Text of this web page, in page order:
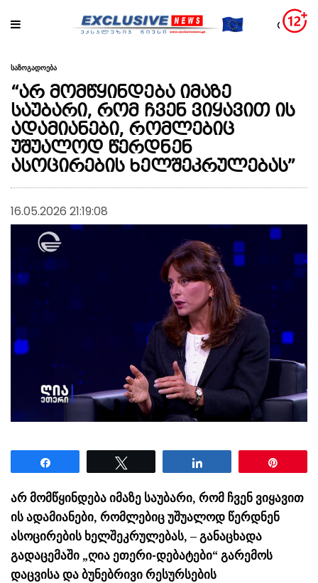
საზოგადოება
“არ მომწყინდება იმაზე
საუბარი, რომ ჩვენ ვიყავით ის
ადამიანები, რომლებიც
უშუალოდ წერდნენ
ასოცირების ხელშეკრულებას”
16.05.2026 21:19:08
არ მომწყინდება იმაზე საუბარი, რომ ჩვენ ვიყავით
ის ადამიანები, რომლებიც უშუალოდ წერდნენ
ასოცირების ხელშეკრულებას, – განაცხადა
გადაცემაში „ღია ეთერი-დებატები“ გარემოს
დაცვისა და ბუნებრივი რესურსების